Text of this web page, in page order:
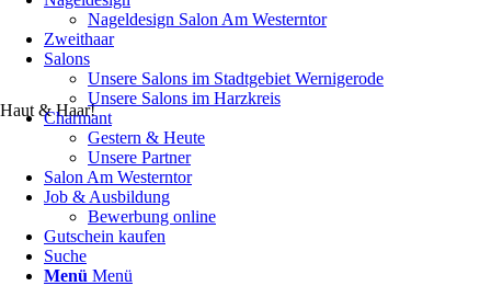
Haut & Haar!
Nageldesign Salon Am Westerntor
Zweithaar
Salons
Unsere Salons im Stadtgebiet Wernigerode
Unsere Salons im Harzkreis
Charmant
Gestern & Heute
Unsere Partner
Salon Am Westerntor
Job & Ausbildung
Bewerbung online
Gutschein kaufen
Suche
Menü Menü